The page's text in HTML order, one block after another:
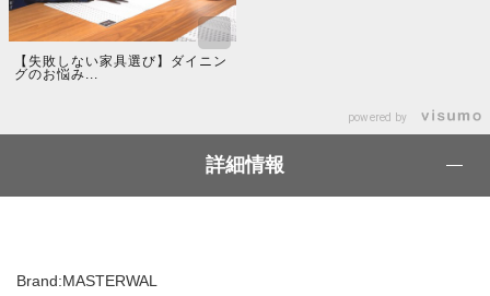
【失敗しない家具選び】ダイニン
グのお悩み...
powered by
詳細情報
Brand:MASTERWAL